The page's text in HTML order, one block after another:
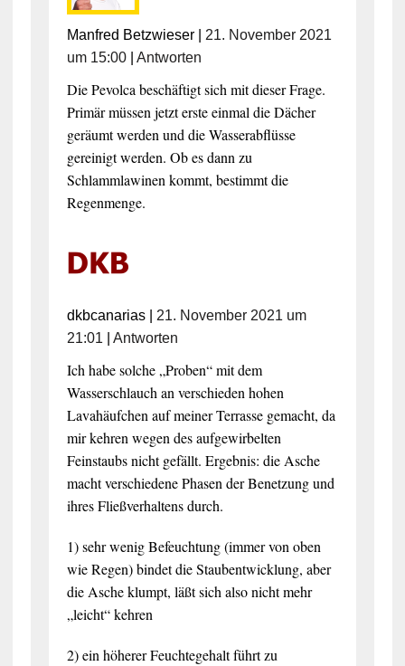
Manfred Betzwieser| 21. November 2021
um 15:00| Antworten
Die Pevolca beschäftigt sich mit dieser Frage.
Primär müssen jetzt erste einmal die Dächer
geräumt werden und die Wasserabflüsse
gereinigt werden. Ob es dann zu
Schlammlawinen kommt, bestimmt die
Regenmenge.
dkbcanarias| 21. November 2021 um
21:01
Antworten
Ich habe solche „Proben“ mit dem
Wasserschlauch an verschieden hohen
Lavahäufchen auf meiner Terrasse gemacht, da
mir kehren wegen des aufgewirbelten
Feinstaubs nicht gefällt. Ergebnis: die Asche
macht verschiedene Phasen der Benetzung und
ihres Fließverhaltens durch.
1) sehr wenig Befeuchtung (immer von oben
wie Regen) bindet die Staubentwicklung, aber
die Asche klumpt, läßt sich also nicht mehr
„leicht“ kehren
2) ein höherer Feuchtegehalt führt zu